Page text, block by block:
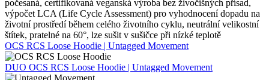
počesaná, certifikovaná veganská výroba bez živočišných přísad,
výpočet LCA (Life Cycle Assessment) pro vyhodnocení dopadu na
životní prostředí během celého životního cyklu, neutrální velikostní
štítek, pratelné na 60°, lze sušit v sušičce při nízké teplotě
OCS RCS Loose Hoodie | Untagged Movement
DUO OCS RCS Loose Hoodie | Untagged Movement